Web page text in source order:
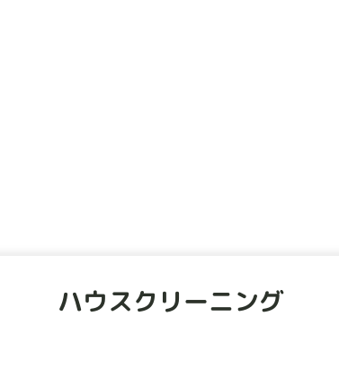
ハウスクリーニング